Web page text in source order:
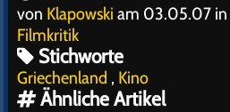
von Klapowski am 03.05.07 in
Filmkritik
Stichworte
Griechenland , Kino
Ähnliche Artikel